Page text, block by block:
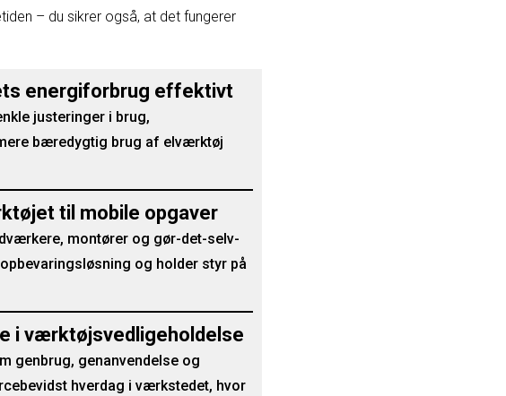
– du sikrer også, at det fungerer
energiforbrug effektivt
justeringer i brug,
bæredygtig brug af elværktøj
til mobile opgaver
montører og gør-det-selv-
og holder styr på
i værktøjsvedligeholdelse
genbrug, genanvendelse og
hverdag i værkstedet, hvor